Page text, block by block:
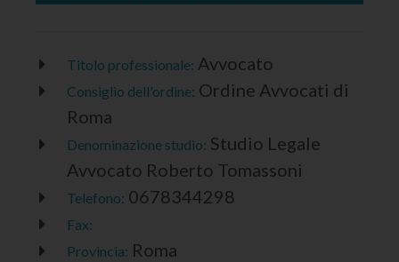
Titolo professionale: Avvocato
Consiglio dell'ordine: Ordine Avvocati di
Roma
Denominazione studio: Studio Legale
Avvocato Roberto Tomassoni
Telefono: 0678344298
Fax:
Provincia: Roma